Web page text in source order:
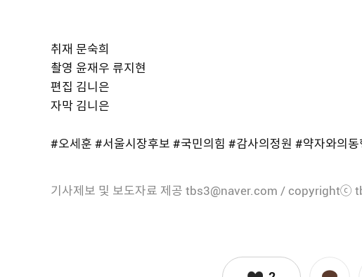
취재 문숙희
촬영 윤재우 류지현
편집 김니은
자막 김니은
#오세훈 #서울시장후보 #국민의힘 #감사의정원 #약자와의동
기사제보 및 보도자료 제공 tbs3@naver.com / copyrightⓒ